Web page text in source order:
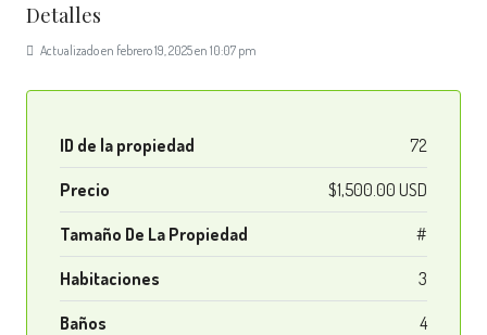
Detalles
Actualizado en febrero 19, 2025 en 10:07 pm
ID de la propiedad 72
Precio $1,500.00 USD
Tamaño De La Propiedad #
Habitaciones 3
Baños 4